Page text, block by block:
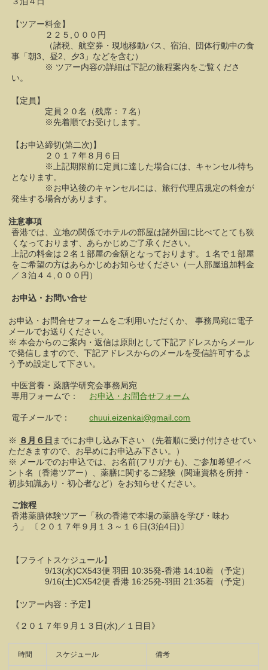
【ツアー料金】
２２５,０００円
（諸税、航空券・現地移動バス、宿泊、団体行動中の食
事「朝3、昼2、夕3」などを含む）
※ ツアー内容の詳細は下記の旅程案内をご覧くださ
い。
【定員】
定員２０名（残席：７名）
※先着順でお受けします。
【お申込締切(第二次)】
２０１７年８月６日
※上記期限前に定員に達した場合には、キャンセル待ち
となります。
※お申込後のキャンセルには、旅行代理店規定の料金が
発生する場合があります。
注意事項
香港では、立地の関係でホテルの部屋は諸外国に比べてとても狭
くなっております、あらかじめご了承ください。
上記の料金は２名１部屋の金額となっております。１名で１部屋
をご希望の方はあらかじめお知らせください（一人部屋追加料金
／３泊４４,０００円）
お申込・お問い合せ
お申込・お問合せフォームをご利用いただくか、 事務局宛に電子
メールでお送りください。
※ 本会からのご案内・返信は原則として下記アドレスからメール
で発信しますので、下記アドレスからのメールを受信許可するよ
う予め設定して下さい。
中医営養・薬膳学研究会事務局宛
専用フォームで： お申込・お問合せフォーム
電子メールで：chuui.eizenkai@gmail.com
※ ８月６日 までにお申し込み下さい （先着順に受け付けさせてい
ただきますので、お早めにお申込み下さい。）
※ メールでのお申込では、お名前(フリガナも)、ご参加希望イベ
ント名（香港ツアー）、薬膳に関するご経験（関連資格を所持・
初歩知識あり・初心者など）をお知らせください。
ご旅程
香港薬膳体験ツアー「秋の香港で本場の薬膳を学び・味わ
う」
〔２０１７年９月１３～１６日(3泊4日)〕
【フライトスケジュール】
9/13(水)CX543便 羽田 10:35発-香港 14:10着 （予定）
9/16(土)CX542便 香港 16:25発-羽田 21:35着 （予定）
【ツアー内容：予定】
《２０１７年９月１３日(水)／１日目》
時間 スケジュール 備考